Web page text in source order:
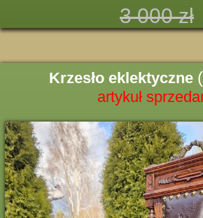
3 000 zł
Krzesło eklektyczne
artykuł